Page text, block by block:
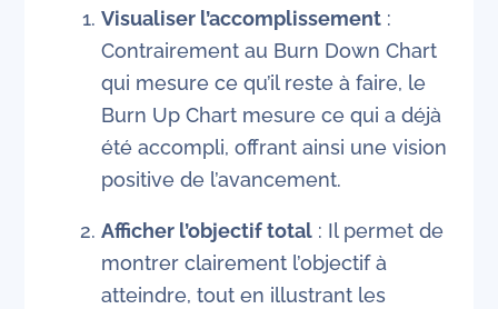
Visualiser l’accomplissement:
Contrairement au Burn Down Chart
qui mesure ce qu’il reste à faire, le
Burn Up Chart mesure ce qui a déjà
été accompli, offrant ainsi une vision
positive de l’avancement.
Afficher l’objectif total: Il permet de
montrer clairement l’objectif à
atteindre, tout en illustrant les